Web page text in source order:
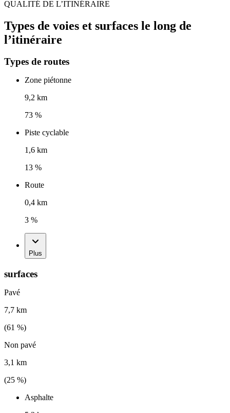
QUALITÉ DE L’ITINÉRAIRE
Types de voies et surfaces le long de
l’itinéraire
Types de routes
Zone piétonne
9,2 km
73 %
Piste cyclable
1,6 km
13 %
Route
0,4 km
3 %
Plus
surfaces
Pavé
7,7 km
(61 %)
Non pavé
3,1 km
(25 %)
Asphalte